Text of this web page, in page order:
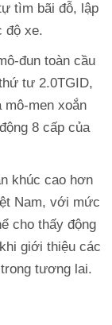
tìm bãi đỗ, lập
độ xe.
đun toàn cầu
tư 2.0TGID,
mô-men xoắn
8 cấp của
khúc cao hơn
Nam, với mức
cho thấy động
giới thiệu các
tương lai.